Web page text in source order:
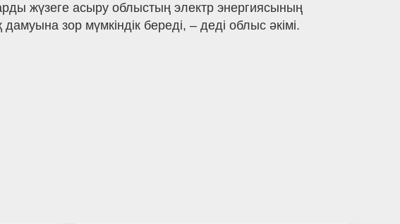
жүзеге асыру облыстың электр энергиясының
зор мүмкіндік береді, – деді облыс әкімі.